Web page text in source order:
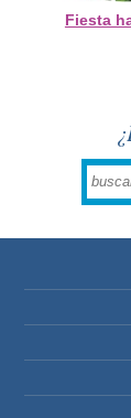
Fiesta